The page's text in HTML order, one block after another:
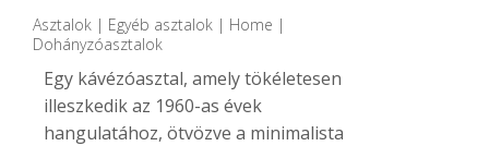
Asztalok | Egyéb asztalok | Home |
Dohányzóasztalok
Egy kávézóasztal, amely tökéletesen
illeszkedik az 1960-as évek
hangulatához, ötvözve a minimalista